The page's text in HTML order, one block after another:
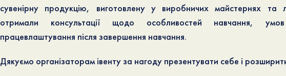
сувенірну продукцію, виготовлену у виробничих майстернях та
отримали консультації щодо особливостей навчання,
працевлаштування після завершення навчання.
Дякуємо організаторам івенту за нагоду презентувати себе і